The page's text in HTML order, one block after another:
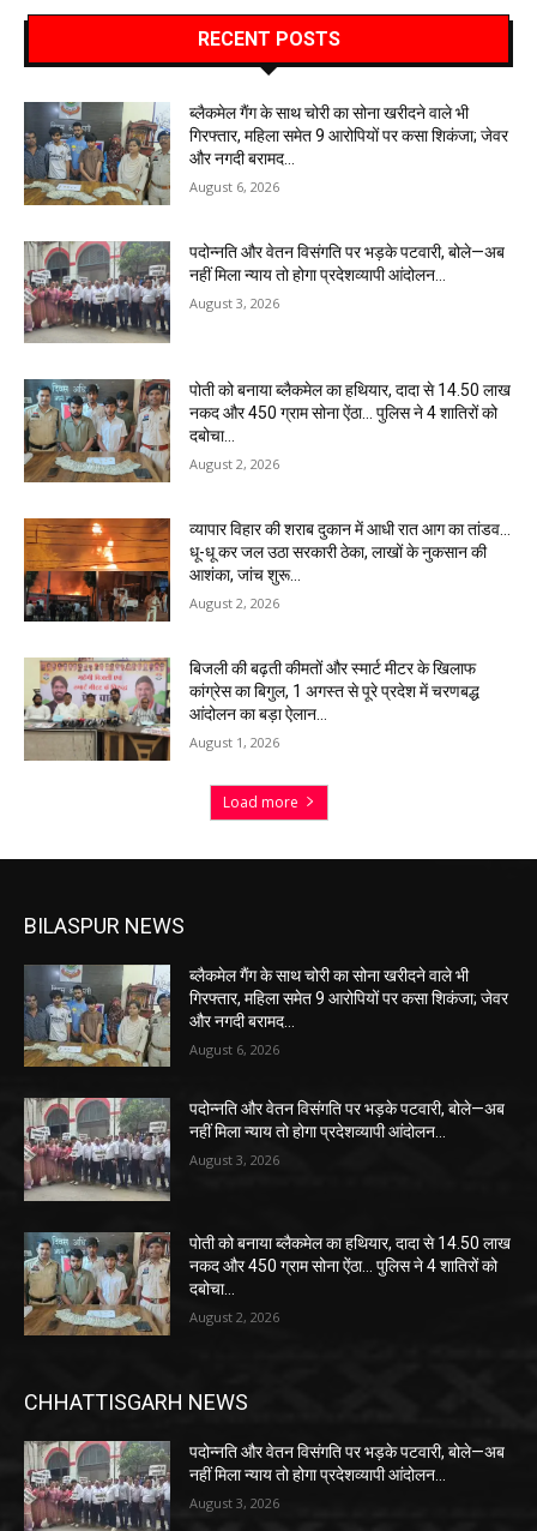
RECENT POSTS
ब्लैकमेल गैंग के साथ चोरी का सोना खरीदने वाले भी
गिरफ्तार, महिला समेत 9 आरोपियों पर कसा शिकंजा; जेवर
और नगदी बरामद…
August 6, 2026
पदोन्नति और वेतन विसंगति पर भड़के पटवारी, बोले—अब
नहीं मिला न्याय तो होगा प्रदेशव्यापी आंदोलन…
August 3, 2026
पोती को बनाया ब्लैकमेल का हथियार, दादा से 14.50 लाख
नकद और 450 ग्राम सोना ऐंठा… पुलिस ने 4 शातिरों को
दबोचा…
August 2, 2026
व्यापार विहार की शराब दुकान में आधी रात आग का तांडव…
धू-धू कर जल उठा सरकारी ठेका, लाखों के नुकसान की
आशंका, जांच शुरू…
August 2, 2026
बिजली की बढ़ती कीमतों और स्मार्ट मीटर के खिलाफ
कांग्रेस का बिगुल, 1 अगस्त से पूरे प्रदेश में चरणबद्ध
आंदोलन का बड़ा ऐलान…
August 1, 2026
Load more
BILASPUR NEWS
ब्लैकमेल गैंग के साथ चोरी का सोना खरीदने वाले भी
गिरफ्तार, महिला समेत 9 आरोपियों पर कसा शिकंजा; जेवर
और नगदी बरामद…
August 6, 2026
पदोन्नति और वेतन विसंगति पर भड़के पटवारी, बोले—अब
नहीं मिला न्याय तो होगा प्रदेशव्यापी आंदोलन…
August 3, 2026
पोती को बनाया ब्लैकमेल का हथियार, दादा से 14.50 लाख
नकद और 450 ग्राम सोना ऐंठा… पुलिस ने 4 शातिरों को
दबोचा…
August 2, 2026
CHHATTISGARH NEWS
पदोन्नति और वेतन विसंगति पर भड़के पटवारी, बोले—अब
नहीं मिला न्याय तो होगा प्रदेशव्यापी आंदोलन…
August 3, 2026